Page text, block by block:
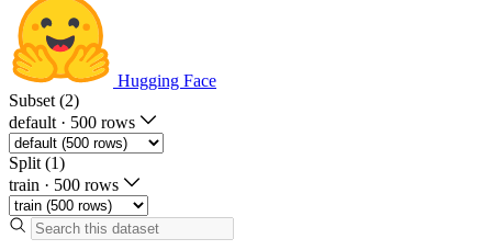
Hugging Face
Subset (2)
default · 500 rows
Split (1)
train · 500 rows